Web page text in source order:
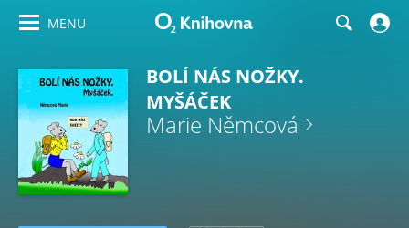
MENU
BOLÍ NÁS NOŽKY.
MYŠÁČEK
Marie Němcová